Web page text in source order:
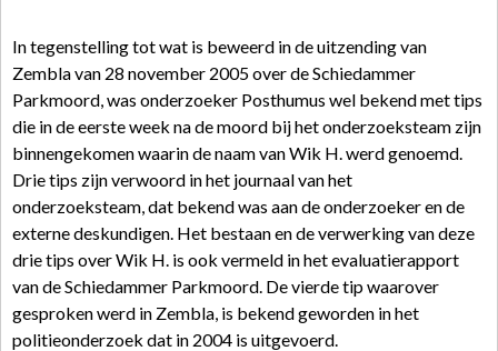
In tegenstelling tot wat is beweerd in de uitzending van
Zembla van 28 november 2005 over de Schiedammer
Parkmoord, was onderzoeker Posthumus wel bekend met tips
die in de eerste week na de moord bij het onderzoeksteam zijn
binnengekomen waarin de naam van Wik H. werd genoemd.
Drie tips zijn verwoord in het journaal van het
onderzoeksteam, dat bekend was aan de onderzoeker en de
externe deskundigen. Het bestaan en de verwerking van deze
drie tips over Wik H. is ook vermeld in het evaluatierapport
van de Schiedammer Parkmoord. De vierde tip waarover
gesproken werd in Zembla, is bekend geworden in het
politieonderzoek dat in 2004 is uitgevoerd.